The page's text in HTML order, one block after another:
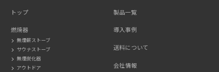
トップ
燃焼器
無煙薪ストーブ
サウナストーブ
無煙炭化器
アウトドア
製品一覧
導入事例
送料について
会社情報